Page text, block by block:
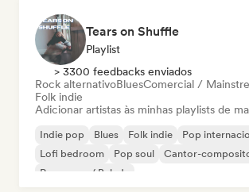
Tears on Shuffle
Playlist
> 3300 feedbacks enviados
Rock alternativoBluesComercial /
Folk indie
Adicionar artistas às minhas playlists de
Indie pop Blues Folk indie
Pop
Lofi bedroom
Pop soul
Cantor-
Pop suave / Balada